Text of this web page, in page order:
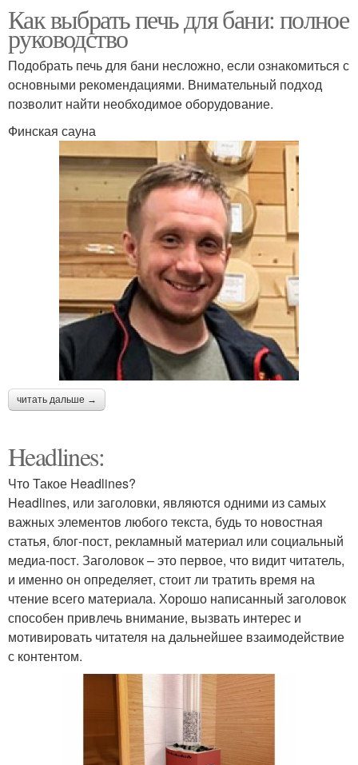
Как выбрать печь для бани: полное
руководство
Подобрать печь для бани несложно, если ознакомиться с
основными рекомендациями. Внимательный подход
позволит найти необходимое оборудование.
Финская сауна
читать дальше →
Headlines:
Что Такое Headlines?
Headlines, или заголовки, являются одними из самых
важных элементов любого текста, будь то новостная
статья, блог-пост, рекламный материал или социальный
медиа-пост. Заголовок – это первое, что видит читатель,
и именно он определяет, стоит ли тратить время на
чтение всего материала. Хорошо написанный заголовок
способен привлечь внимание, вызвать интерес и
мотивировать читателя на дальнейшее взаимодействие
с контентом.